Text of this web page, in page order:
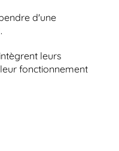
d'une
leurs
fonctionnement